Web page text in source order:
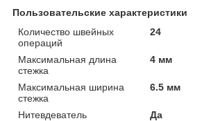
Пользовательские характеристики
Количество швейных
операций
24
Максимальная длина
стежка
4 мм
Максимальная ширина
стежка
6.5 мм
Нитевдеватель
Да